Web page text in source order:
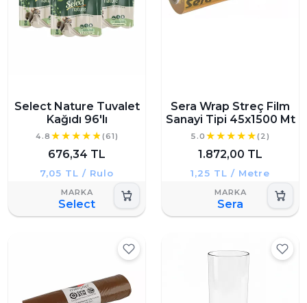
Select Nature Tuvalet
Kağıdı 96'lı
4.8 (61)
676,34 TL
7,05 TL / Rulo
Select
Sera Wrap Streç Film
Sanayi Tipi 45x1500 Mt
5.0 (2)
1.872,00 TL
1,25 TL / Metre
Sera